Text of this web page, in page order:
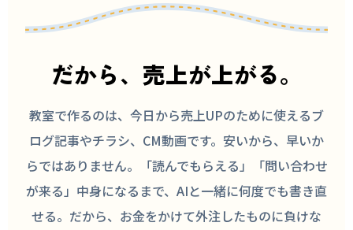
だから、売上が上がる。
教室で作るのは、今日から売上UPのために使えるブ
ログ記事やチラシ、CM動画です。安いから、早いか
らではありません。「読んでもらえる」「問い合わせ
が来る」中身になるまで、AIと一緒に何度でも書き直
せる。だから、お金をかけて外注したものに負けな